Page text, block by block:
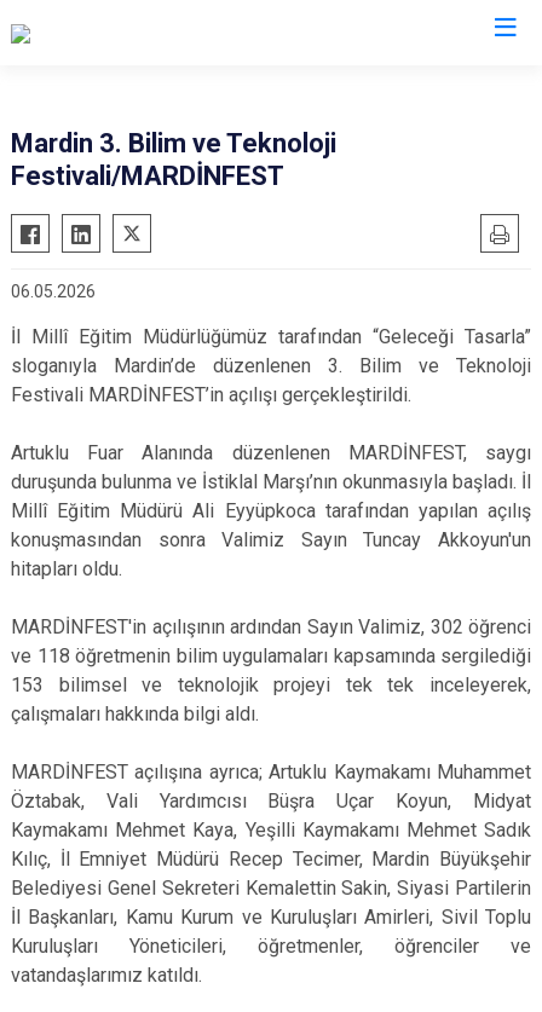
Mardin 3. Bilim ve Teknoloji
Festivali/MARDİNFEST
06.05.2026
İl Millî Eğitim Müdürlüğümüz tarafından “Geleceği Tasarla”
sloganıyla Mardin’de düzenlenen 3. Bilim ve Teknoloji
Festivali MARDİNFEST’in açılışı gerçekleştirildi.
Artuklu Fuar Alanında düzenlenen MARDİNFEST, saygı
duruşunda bulunma ve İstiklal Marşı’nın okunmasıyla başladı. İl
Millî Eğitim Müdürü Ali Eyyüpkoca tarafından yapılan açılış
konuşmasından sonra Valimiz Sayın Tuncay Akkoyun'un
hitapları oldu.
MARDİNFEST'in açılışının ardından Sayın Valimiz, 302 öğrenci
ve 118 öğretmenin bilim uygulamaları kapsamında sergilediği
153 bilimsel ve teknolojik projeyi tek tek inceleyerek,
çalışmaları hakkında bilgi aldı.
MARDİNFEST açılışına ayrıca; Artuklu Kaymakamı Muhammet
Öztabak, Vali Yardımcısı Büşra Uçar Koyun, Midyat
Kaymakamı Mehmet Kaya, Yeşilli Kaymakamı Mehmet Sadık
Kılıç, İl Emniyet Müdürü Recep Tecimer, Mardin Büyükşehir
Belediyesi Genel Sekreteri Kemalettin Sakin, Siyasi Partilerin
İl Başkanları, Kamu Kurum ve Kuruluşları Amirleri, Sivil Toplu
Kuruluşları Yöneticileri, öğretmenler, öğrenciler ve
vatandaşlarımız katıldı.